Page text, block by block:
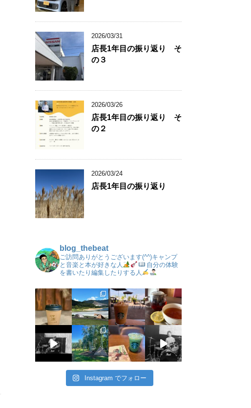
2026/03/31
店長1年目の振り返り そ
の３
2026/03/26
店長1年目の振り返り そ
の２
2026/03/24
店長1年目の振り返り
blog_thebeat
ご訪問ありがとうございます(^^)キャンプ
と音楽と本が好きな人
自分の体験
を書いたり編集したりする人
Instagram でフォロー